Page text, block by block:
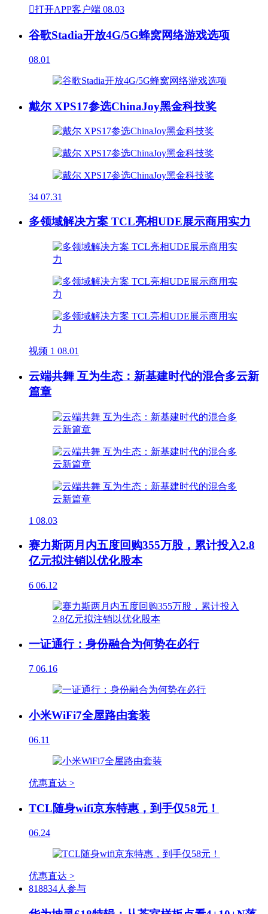
打开APP客户端 08.03
谷歌Stadia开放4G/5G蜂窝网络游戏选项
08.01
戴尔 XPS17参选ChinaJoy黑金科技奖
34 07.31
多领域解决方案 TCL亮相UDE展示商用实力
视频 1 08.01
云端共舞 互为生态：新基建时代的混合多云新
篇章
1 08.03
赛力斯两月内五度回购355万股，累计投入2.8
亿元拟注销以优化股本
6 06.12
一证通行：身份融合为何势在必行
7 06.16
小米WiFi7全屋路由套装
06.11
优惠直达 >
TCL随身wifi京东特惠，到手仅58元！
06.24
优惠直达 >
818834人参与